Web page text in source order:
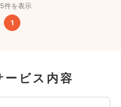
件を表示
1
ービス内容